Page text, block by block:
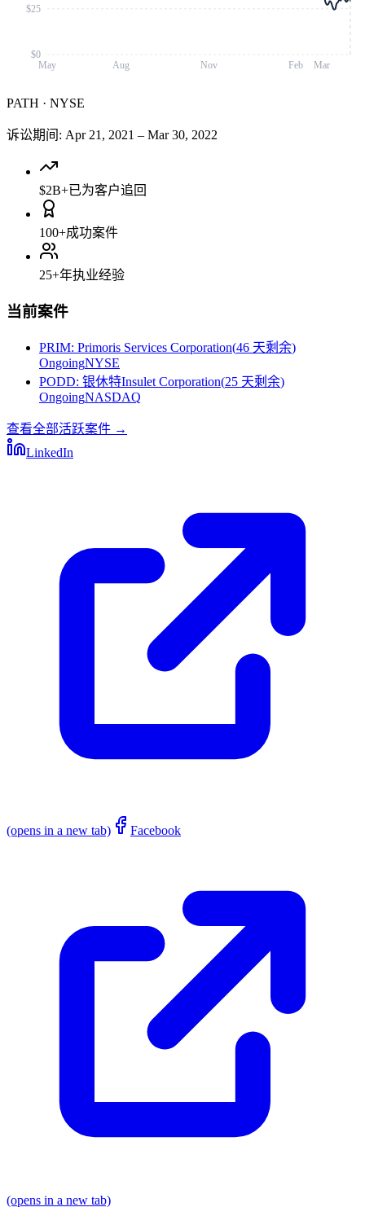
May Aug Nov Feb Mar
$0
$25
PATH · NYSE
诉讼期间 : Apr 21, 2021 – Mar 30, 2022
$2B+已为客户追回
100+成功案件
25+年执业经验
当前案件
PRIM: Primoris Services Corporation(46 天剩余)
OngoingNYSE
PODD: 银休特Insulet Corporation(25 天剩余)
OngoingNASDAQ
查看全部活跃案件 →
LinkedIn
(opens in a new tab) Facebook
(opens in a new tab)